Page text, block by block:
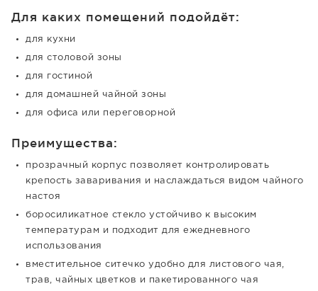
Для каких помещений подойдёт:
для кухни
для столовой зоны
для гостиной
для домашней чайной зоны
для офиса или переговорной
Преимущества:
прозрачный корпус позволяет контролировать
крепость заваривания и наслаждаться видом чайного
настоя
боросиликатное стекло устойчиво к высоким
температурам и подходит для ежедневного
использования
вместительное ситечко удобно для листового чая,
трав, чайных цветков и пакетированного чая